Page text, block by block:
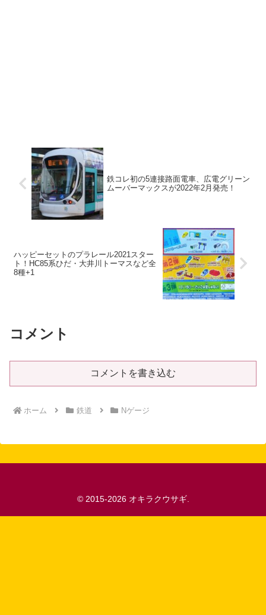
鉄コレ初の5連接路面電車、広電グリーン
ムーバーマックスが2022年2月発売！
ハッピーセットのプラレール2021スター
ト！HC85系ひだ・大井川トーマスなど全
8種+1
コメント
コメントを書き込む
ホーム 鉄道 Nゲージ
© 2015-2026 オキラクウサギ.